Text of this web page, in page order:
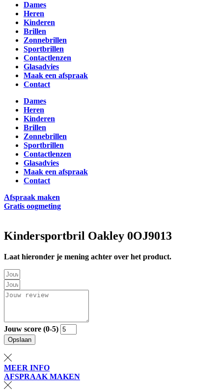
Dames
Heren
Kinderen
Brillen
Zonnebrillen
Sportbrillen
Contactlenzen
Glasadvies
Maak een afspraak
Contact
Dames
Heren
Kinderen
Brillen
Zonnebrillen
Sportbrillen
Contactlenzen
Glasadvies
Maak een afspraak
Contact
Afspraak maken
Gratis oogmeting
Kindersportbril Oakley 0OJ9013
Laat hieronder je mening achter over het product.
Jouw score (0-5)
Opslaan
MEER INFO
AFSPRAAK MAKEN